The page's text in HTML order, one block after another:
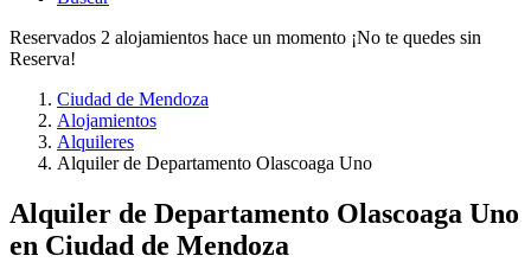
Reservados 2 alojamientos hace un momento ¡No te quedes sin
Reserva!
Ciudad de Mendoza
Alojamientos
Alquileres
Alquiler de Departamento Olascoaga Uno
Alquiler de Departamento Olascoaga Uno
en Ciudad de Mendoza